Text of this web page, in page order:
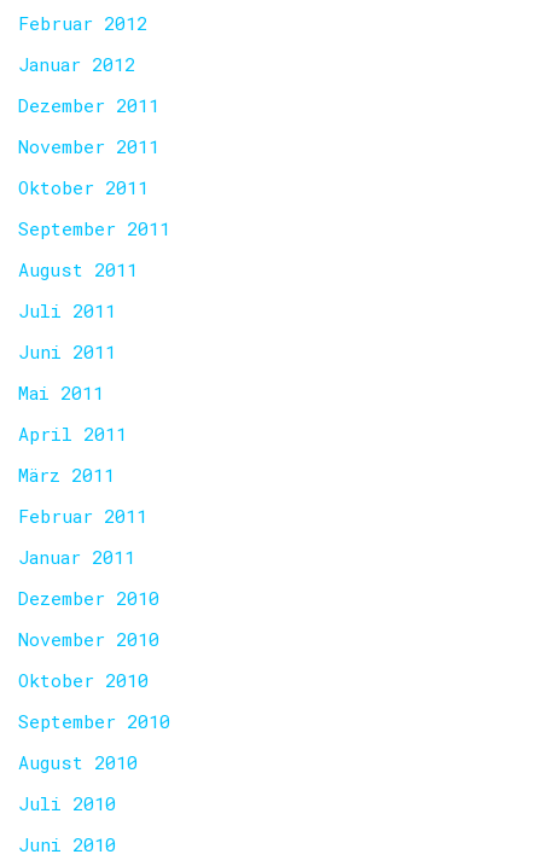
Februar 2012
Januar 2012
Dezember 2011
November 2011
Oktober 2011
September 2011
August 2011
Juli 2011
Juni 2011
Mai 2011
April 2011
März 2011
Februar 2011
Januar 2011
Dezember 2010
November 2010
Oktober 2010
September 2010
August 2010
Juli 2010
Juni 2010